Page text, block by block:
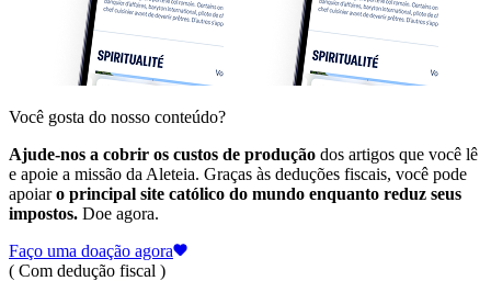
Você gosta do nosso conteúdo?
Ajude-nos a cobrir os custos de produção dos artigos que você lê
e apoie a missão da Aleteia. Graças às deduções fiscais, você pode
apoiaro principal site católico do mundo enquanto reduz seus
impostos. Doe agora.
Faço uma doação agora
( Com dedução fiscal )